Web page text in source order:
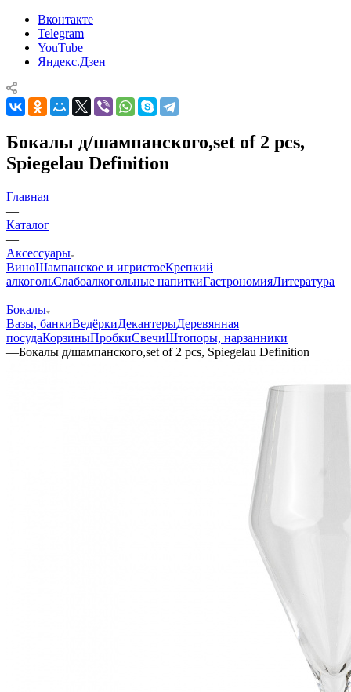
Вконтакте
Telegram
YouTube
Яндекс.Дзен
Бокалы д/шампанского,set of 2 pcs,
Spiegelau Definition
Главная
—
Каталог
—
Аксессуары
ВиноШампанское и игристоеКрепкий
алкогольСлабоалкогольные напиткиГастрономияЛитература
—
Бокалы
Вазы, банкиВедёркиДекантерыДеревянная
посудаКорзиныПробкиСвечиШтопоры, нарзанники
—Бокалы д/шампанского,set of 2 pcs, Spiegelau Definition